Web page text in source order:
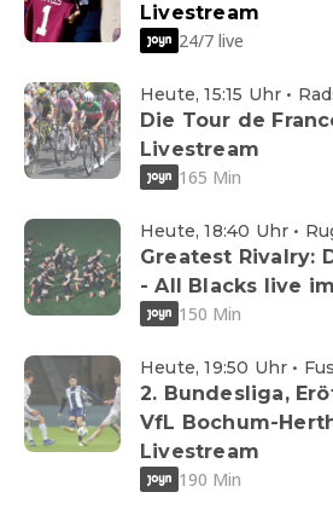
Livestream
24/7 live
Heute, 15:15 Uhr •
Die Tour de
Livestream
165 Min
Heute, 18:40 Uhr •
Greatest Rivalry:
- All Blacks live
150 Min
Heute, 19:50 Uhr •
2. Bundesliga,
VfL Bochum-
Livestream
190 Min